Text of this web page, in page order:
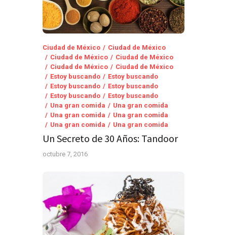
Ciudad de México
Ciudad de México
Ciudad de México
Ciudad de México
Ciudad de México
Ciudad de México
Estoy buscando
Estoy buscando
Estoy buscando
Estoy buscando
Estoy buscando
Estoy buscando
Una gran comida
Una gran comida
Una gran comida
Una gran comida
Una gran comida
Una gran comida
Un Secreto de 30 Años: Tandoor
octubre 7, 2016